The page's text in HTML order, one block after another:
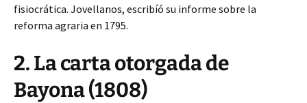
fisiocrática. Jovellanos, escribíó su informe sobre la
reforma agraria en 1795.
2. La carta otorgada de
Bayona (1808)